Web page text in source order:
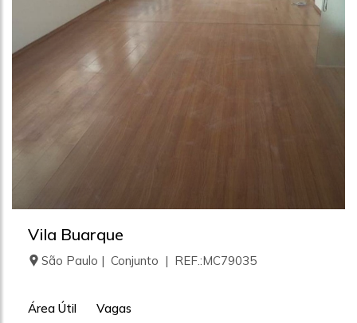
Vila Buarque
São Paulo | Conjunto | REF.:MC79035
Área Útil
Vagas